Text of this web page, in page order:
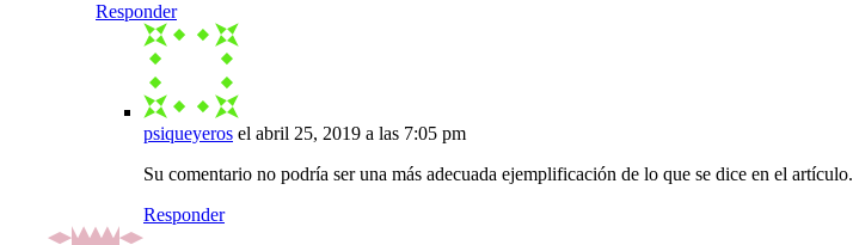
Responder
psiqueyeros el abril 25, 2019 a las 7:05 pm
Su comentario no podría ser una más adecuada ejemplificación de lo que se dice en el artículo.
Responder